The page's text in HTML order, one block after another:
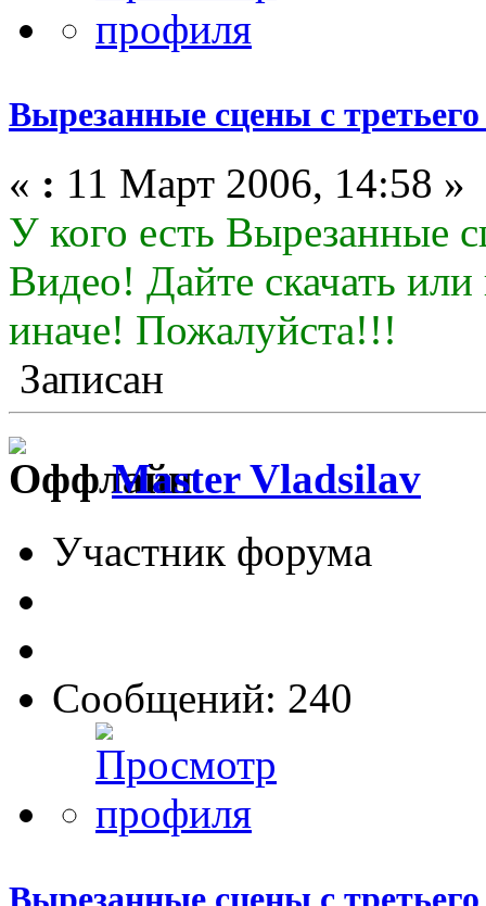
Вырезанные сцены с третьего
« : 11 Март 2006, 14:58 »
У кого есть Вырезанные
Видео! Дайте скачать или
иначе! Пожалуйста!!!
Записан
Master Vladsilav
Участник форума
Сообщений: 240
Вырезанные сцены с третьего